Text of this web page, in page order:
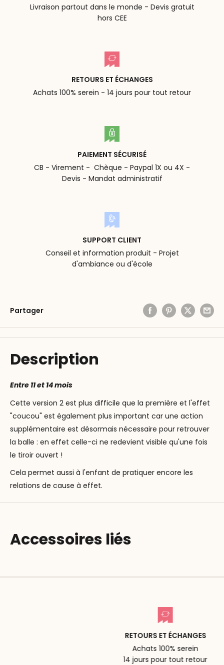
Livraison partout dans le monde - Devis gratuit
hors CEE
RETOURS ET ÉCHANGES
Achats 100% serein - 14 jours pour tout retour
PAIEMENT SÉCURISÉ
CB - Virement - Chèque - Paypal 1X ou 4X -
Devis - Mandat administratif
SUPPORT CLIENT
Conseil et information produit - Projet
d'ambiance ou d'école
Partager
Description
Entre 11 et 14 mois
Cette version 2 est plus difficile que la première et l'effet
"coucou" est également plus important car une action
supplémentaire est désormais nécessaire pour retrouver
la balle : en effet celle-ci ne redevient visible qu'une fois
le tiroir ouvert !
Cela permet aussi à l'enfant de pratiquer encore les
relations de cause à effet.
Accessoires liés
RETOURS ET ÉCHANGES
Achats 100% serein
14 jours pour tout retour